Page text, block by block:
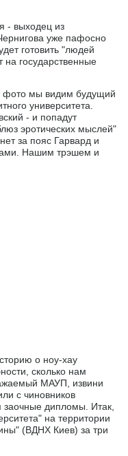
- выходец из
уже пафосно
готовить "людей
на государственные
фото мы видим будущий
университета.
- и попадут
эротических мыслей"
за пояс Гарвард и
Нашим трэшем и
о ноу-хау
сколько нам
МАУП, извини
с чиновников
дипломы. Итак,
на территории
(ВДНХ Киев) за три